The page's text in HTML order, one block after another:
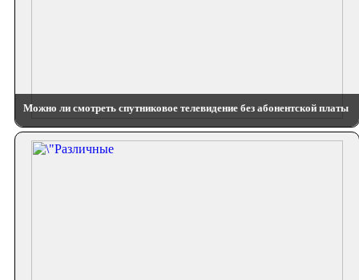
Можно ли смотреть спутниковое телевидение без абонентской платы